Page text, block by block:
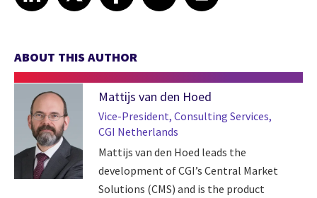
ABOUT THIS AUTHOR
Mattijs van den Hoed
Vice-President, Consulting Services,
CGI Netherlands
Mattijs van den Hoed leads the
development of CGI’s Central Market
Solutions (CMS) and is the product